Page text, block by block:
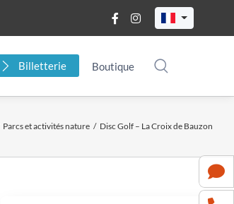
Billetterie Boutique
Parcs et activités nature / Disc Golf – La Croix de Bauzon